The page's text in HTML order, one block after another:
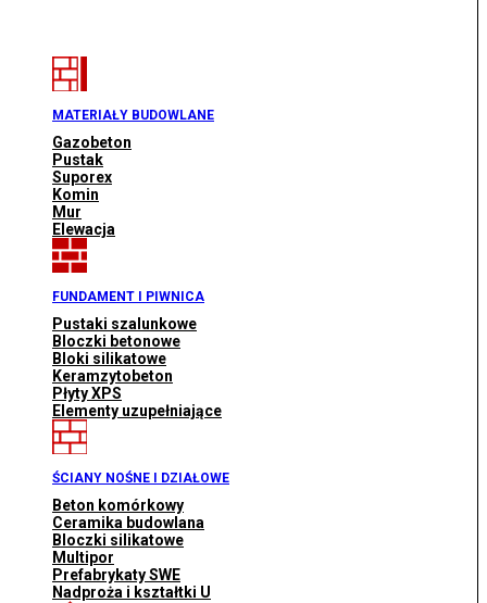
MATERIAŁY BUDOWLANE
Gazobeton
Pustak
Suporex
Komin
Mur
Elewacja
FUNDAMENT I PIWNICA
Pustaki szalunkowe
Bloczki betonowe
Bloki silikatowe
Keramzytobeton
Płyty XPS
Elementy uzupełniające
ŚCIANY NOŚNE I DZIAŁOWE
Beton komórkowy
Ceramika budowlana
Bloczki silikatowe
Multipor
Prefabrykaty SWE
Nadproża i kształtki U